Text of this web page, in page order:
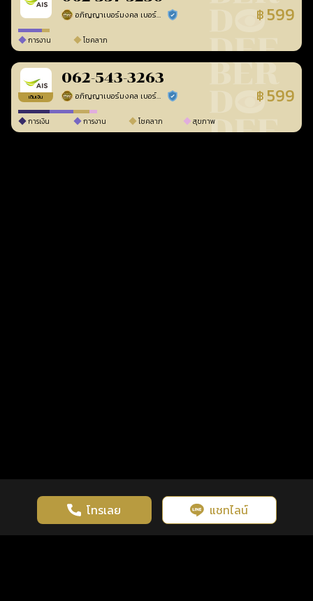
อภิญญาเบอร์มงคล เบอร์สวยเลขศาสตร์ ร้านยืนยันแล้ว ฿ 599
การงาน โชคลาภ
เติมเงิน
062-543-3263
อภิญญาเบอร์มงคล เบอร์สวยเลขศาสตร์ ร้านยืนยันแล้ว ฿ 599
การเงิน การงาน โชคลาภ สุขภาพ
โทรเลย แชทไลน์
เว็บไซต์นี้มีการใช้งานคุกกี้ เพื่อเพิ่มประสิทธิภาพและประสบการณ์ที่ดี
ในการใช้งานเว็บไซต์ นโยบายความเป็นส่วนตัว
รู้ก่อน พร้อมกว่า ทุกจังหวะชีวิต คลิกดูดวงฟรี